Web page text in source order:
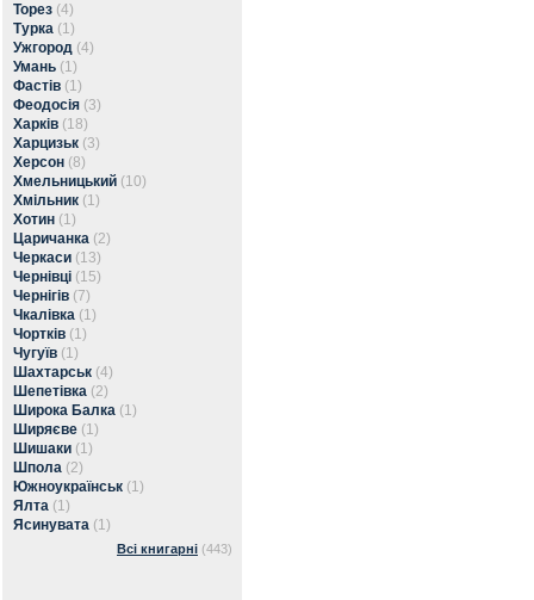
Торез (4)
Турка (1)
Ужгород (4)
Умань (1)
Фастів (1)
Феодосія (3)
Харків (18)
Харцизьк (3)
Херсон (8)
Хмельницький (10)
Хмільник (1)
Хотин (1)
Царичанка (2)
Черкаси (13)
Чернівці (15)
Чернігів (7)
Чкалівка (1)
Чортків (1)
Чугуїв (1)
Шахтарськ (4)
Шепетівка (2)
Широка Балка (1)
Ширяєве (1)
Шишаки (1)
Шпола (2)
Южноукраїнськ (1)
Ялта (1)
Ясинувата (1)
Всі книгарні (443)